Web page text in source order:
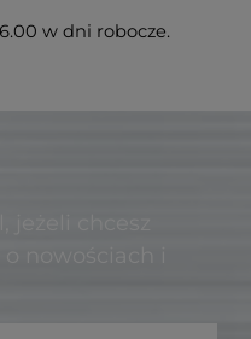
w dni robocze.